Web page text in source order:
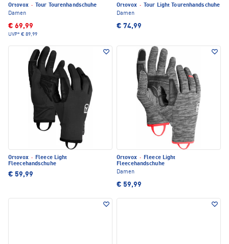
Ortovox ·
Tour Tourenhandschuhe
Damen
€ 69,99
UVP* € 89,99
Ortovox ·
Tour Light Tourenhandschuhe
Damen
€ 74,99
Ortovox · Fleece Light
Fleecehandschuhe
€ 59,99
Ortovox · Fleece Light
Fleecehandschuhe
Damen
€ 59,99